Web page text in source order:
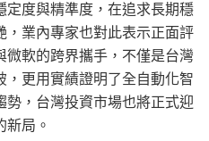
定度與精準度，在追求長期穩
，業內專家也對此表示正面評
軟的跨界攜手，不僅是台灣
更用實績證明了全自動化智
勢，台灣投資市場也將正式迎
新局。